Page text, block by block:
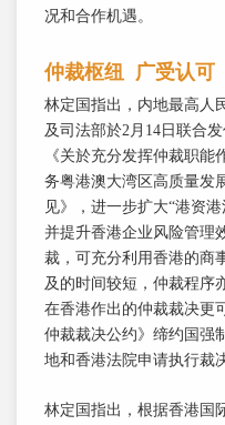
况和合作机遇。
仲裁枢纽 广受认可
林定国指出，内地最高人
及司法部於2月14日联合
《关於充分发挥仲裁职能
务粤港澳大湾区高质量发
见》，进一步扩大“港资
并提升香港企业风险管理
裁，可充分利用香港的商
及的时间较短，仲裁程序
在香港作出的仲裁裁决更
仲裁裁决公约》缔约国强
地和香港法院申请执行裁
林定国指出，根据香港国